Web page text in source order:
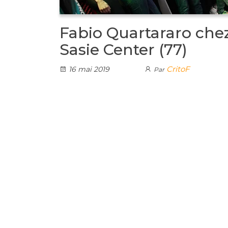
Fabio Quartararo
Sasie Center (77)
16 mai 2019 Par CritoF